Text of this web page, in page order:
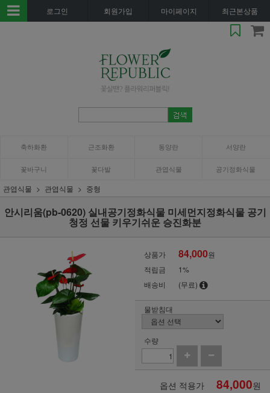
로그인 회원가입 마이페이지 최근본상품
축하화환 근조화환 동양란 서양란
꽃바구니 꽃다발 관엽식물 공기정화식물
관엽식물 관엽식물 중형
안시리움(pb-0620) 실내공기정화식물 미세먼지정화식물 공기
청정 선물 키우기쉬운 승진화분
상품가 84,000원
적립금
1%
배송비
(무료)
물받침대
수량
옵션 적용가 84,000원